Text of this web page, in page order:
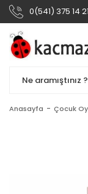
0(541) 375 14 21
Anasayfa Çocuk